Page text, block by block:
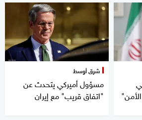
شرق أوسط
مسؤول أميركي يتحدث عن
"اتفاق قريب" مع إيران